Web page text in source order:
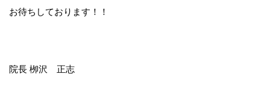
お待ちしております！！
院長 栁沢 正志